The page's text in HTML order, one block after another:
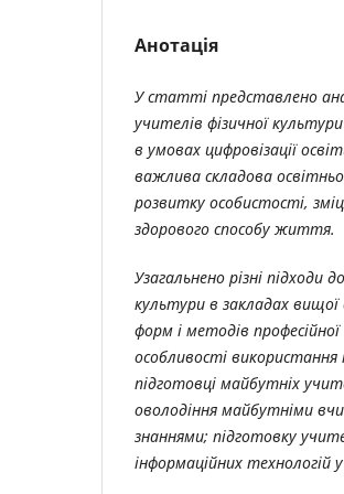
Анотація
У статті представлено
учителів фізичної
в умовах цифровізації
важлива складова
розвитку особистості,
здорового способу життя.
Узагальнено різні підходи
культури в закладах
форм і методів
особливості використання
підготовці майбутніх
оволодіння майбутніми
знаннями; підготовку
інформаційних технологій